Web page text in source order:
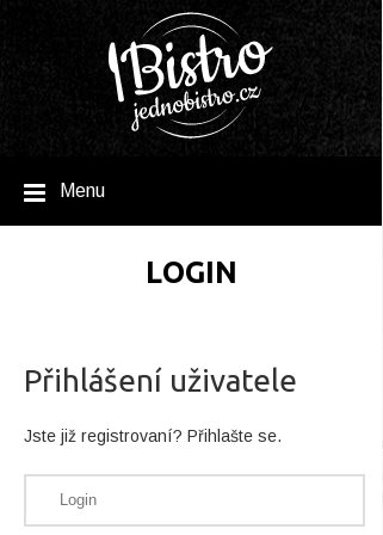
Menu
LOGIN
Přihlášení uživatele
Jste již registrovaní? Přihlašte se.